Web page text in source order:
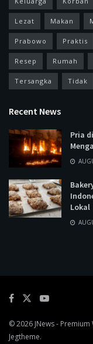
Lezat Makan
Prabowo Praktis
Resep Rumah
Tersangka Tidak
Recent News
Pria
Lokal
© 2026 JNews- Premium
Jegtheme.